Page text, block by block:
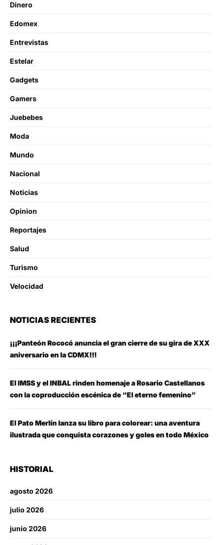
Dinero
Edomex
Entrevistas
Estelar
Gadgets
Gamers
Juebebes
Moda
Mundo
Nacional
Noticias
Opinion
Reportajes
Salud
Turismo
Velocidad
NOTICIAS RECIENTES
¡¡¡Panteón Rococó anuncia el gran cierre de su gira de XXX
aniversario en la CDMX!!!
El IMSS y el INBAL rinden homenaje a Rosario Castellanos
con la coproducción escénica de “El eterno femenino”
El Pato Merlín lanza su libro para colorear: una aventura
ilustrada que conquista corazones y goles en todo México
HISTORIAL
agosto 2026
julio 2026
junio 2026